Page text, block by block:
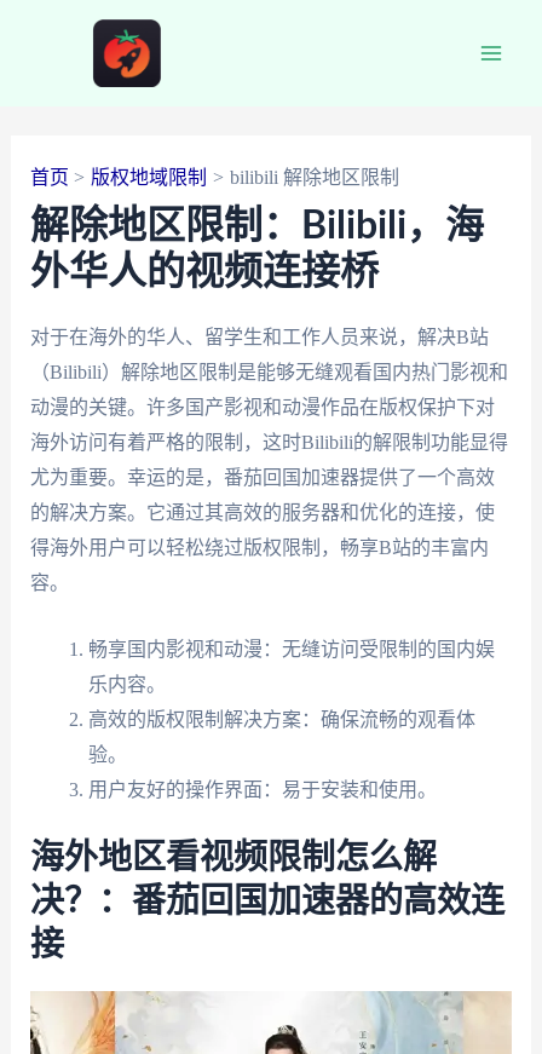
首页 版权地域限制 bilibili 解除地区限制
解除地区限制：Bilibili，海
外华人的视频连接桥
对于在海外的华人、留学生和工作人员来说，解决B站
（Bilibili）解除地区限制是能够无缝观看国内热门影视和
动漫的关键。许多国产影视和动漫作品在版权保护下对
海外访问有着严格的限制，这时Bilibili的解限制功能显得
尤为重要。幸运的是，番茄回国加速器提供了一个高效
的解决方案。它通过其高效的服务器和优化的连接，使
得海外用户可以轻松绕过版权限制，畅享B站的丰富内
容。
畅享国内影视和动漫：无缝访问受限制的国内娱
乐内容。
高效的版权限制解决方案：确保流畅的观看体
验。
用户友好的操作界面：易于安装和使用。
海外地区看视频限制怎么解
决？：番茄回国加速器的高效连
接